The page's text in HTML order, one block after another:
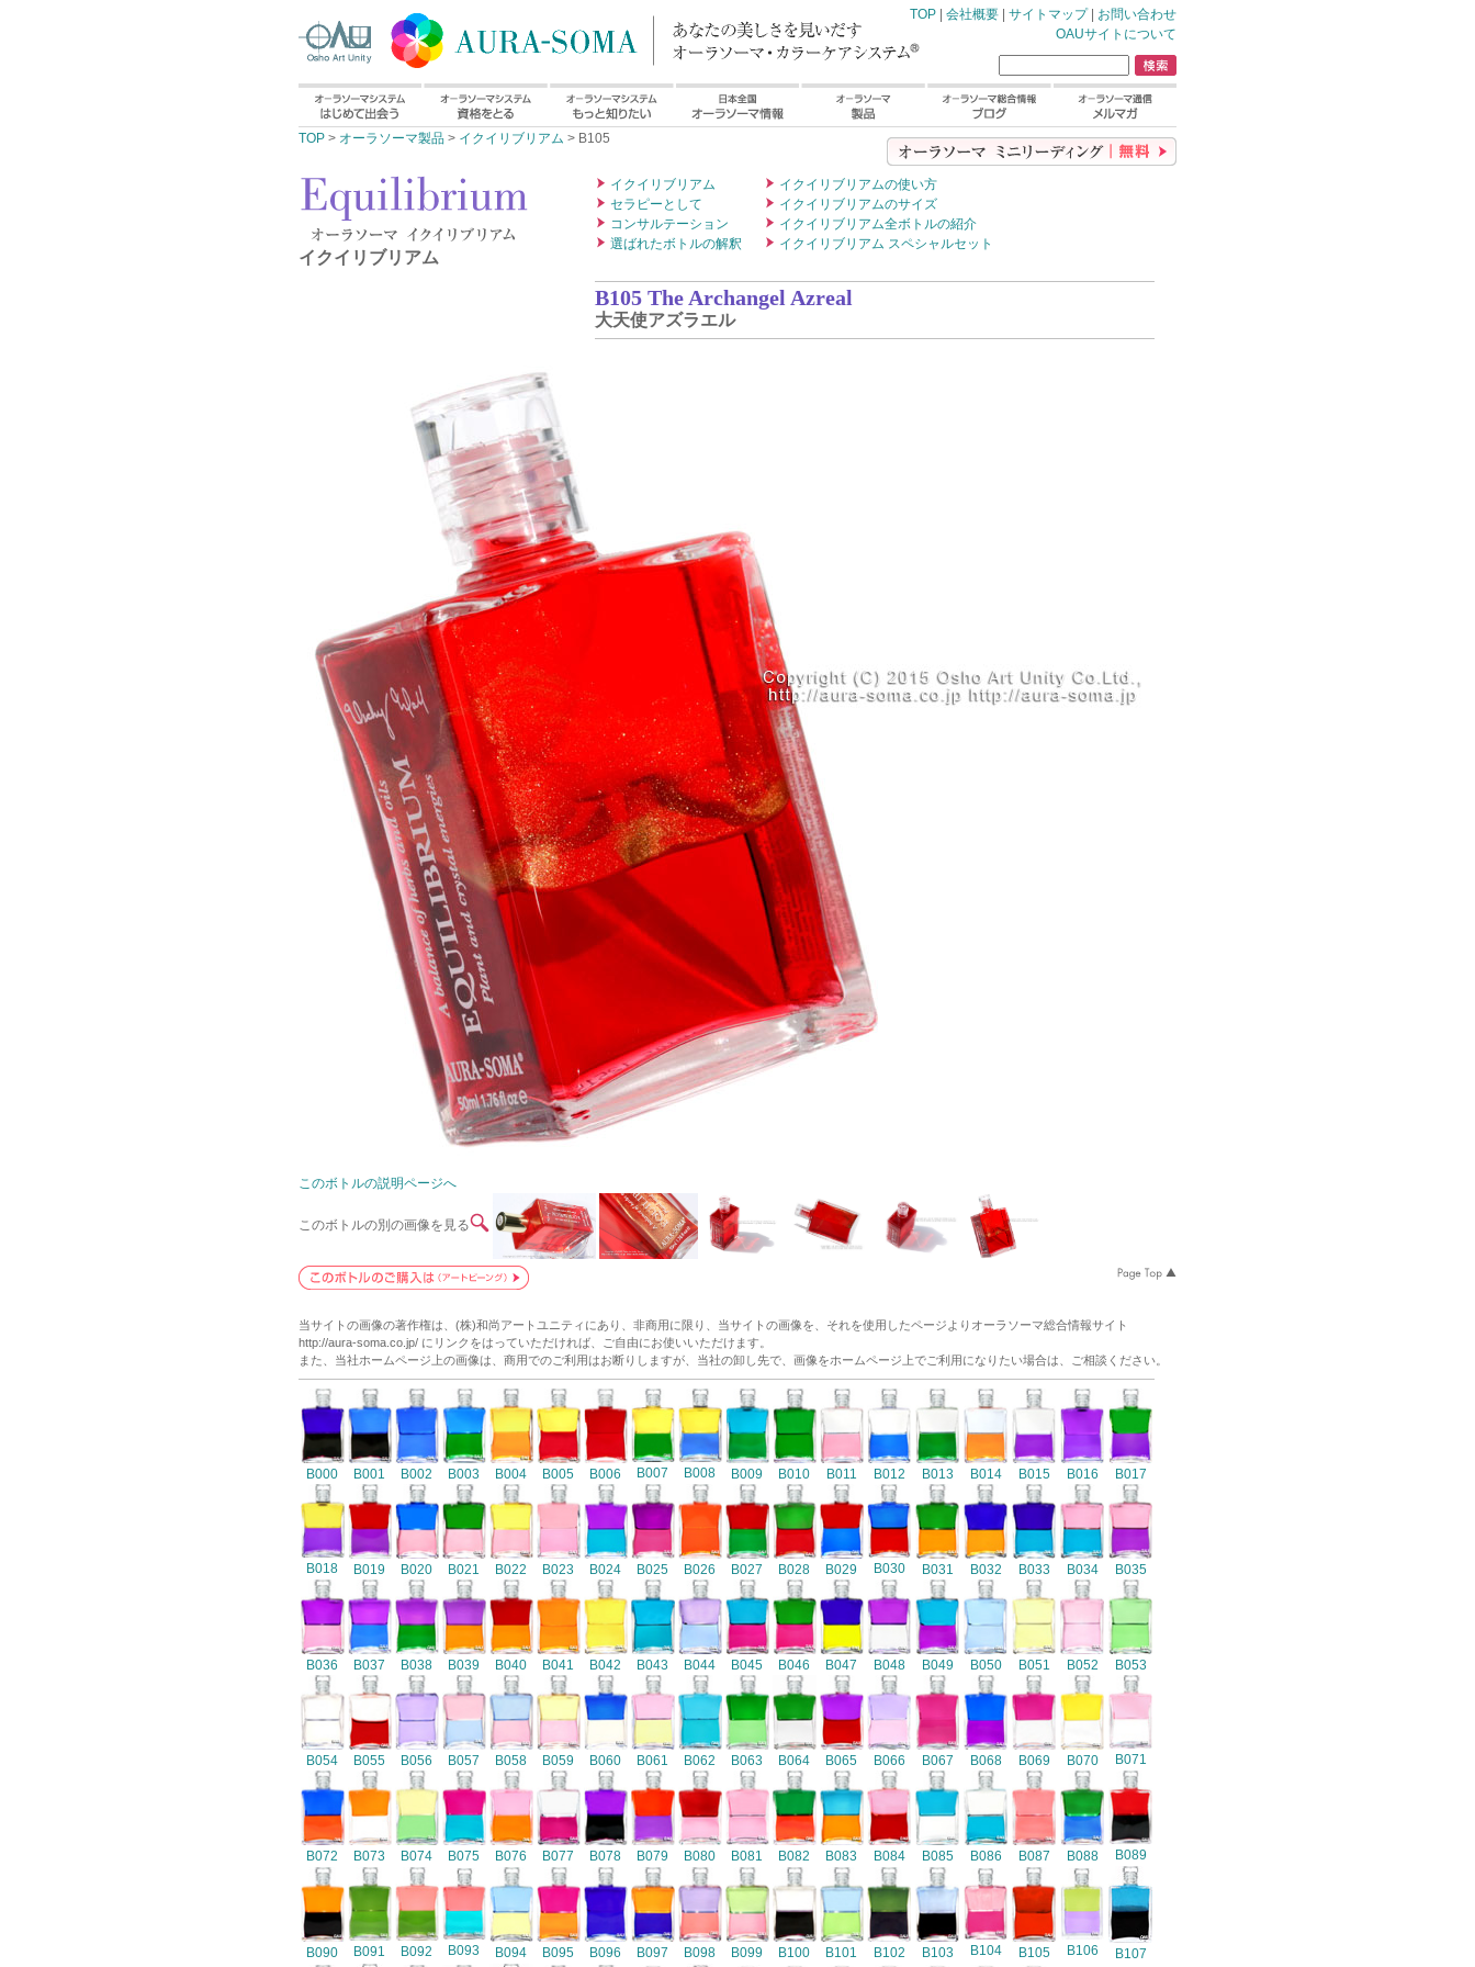
TOP | 会社概要 | サイトマップ| お問い合わせ
OAUサイトについて
TOP > オーラソーマ製品 > イクイリブリアム > B105
イクイリブリアム
イクイリブリアム
セラピーとして
コンサルテーション
選ばれたボトルの解釈
イクイリブリアムの使い方
イクイリブリアムのサイズ
イクイリブリアム全ボトルの紹介
イクイリブリアム スペシャルセット
B105 The Archangel Azreal
大天使アズラエル
このボトルの説明ページへ
このボトルの別の画像を見る
当サイトの画像の著作権は、(株)和尚アートユニティにあり、非商用に限り、当サイトの画像を、それを使用したページよりオーラソーマ総合情報サイト
http://aura-soma.co.jp/ にリンクをはっていただければ、ご自由にお使いいただけます。
また、当社ホームページ上の画像は、商用でのご利用はお断りしますが、当社の卸し先で、画像をホームページ上でご利用になりたい場合は、ご相談ください。
B000 B001 B002 B003 B004 B005 B006 B007 B008 B009 B010 B011 B012 B013 B014 B015 B016 B017
B018 B019 B020 B021 B022 B023 B024 B025 B026 B027 B028 B029 B030 B031 B032 B033 B034 B035
B036 B037 B038 B039 B040 B041 B042 B043 B044 B045 B046 B047 B048 B049 B050 B051 B052 B053
B054 B055 B056 B057 B058 B059 B060 B061 B062 B063 B064 B065 B066 B067 B068 B069 B070 B071
B072 B073 B074 B075 B076 B077 B078 B079 B080 B081 B082 B083 B084 B085 B086 B087 B088 B089
B090 B091 B092 B093 B094 B095 B096 B097 B098 B099 B100 B101 B102 B103 B104 B105 B106 B107